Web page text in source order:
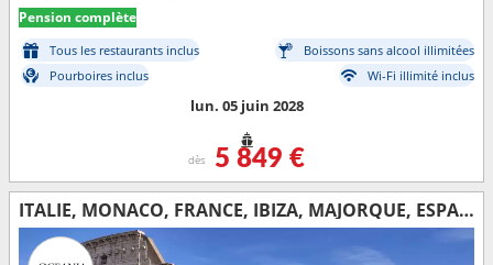
Pension complète
Tous les restaurants inclus
Boissons sans alcool illimitées
Pourboires inclus
Wi-Fi illimité inclus
lun. 05 juin 2028
dès 5 849 €
ITALIE, MONACO, FRANCE, IBIZA, MAJORQUE, ESPAGNE